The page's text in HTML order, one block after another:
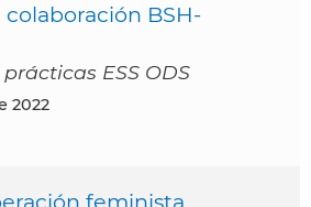
BSH-
ESS ODS
2022